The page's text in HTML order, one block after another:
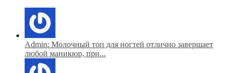
Admin: Молочный топ для ногтей отлично завершает
любой маникюр, при...